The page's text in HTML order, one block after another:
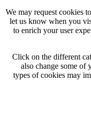
We may request
let us know when
to enrich your
Click on the
also change
types of cookies